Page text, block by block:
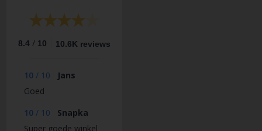
8.4 / 10 10.6K reviews
10 / 10
Jans
Goed
10 / 10
Snapka
Super goede winkel